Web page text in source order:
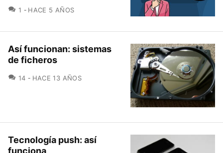
1 COMENTARIOS
HACE 5 AÑOS
Así funcionan: sistemas
de ficheros
14 COMENTARIOS
HACE 13 AÑOS
Tecnología push: así
funciona